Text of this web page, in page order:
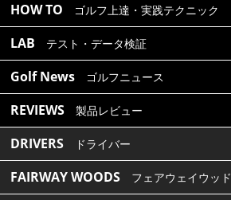
HOW TO ゴルフ上達・実践テクニック
LAB テスト・データ検証
Golf News ゴルフニュース
REVIEWS 製品レビュー
DRIVERS ドライバー
FAIRWAY WOODS フェアウェイウッド